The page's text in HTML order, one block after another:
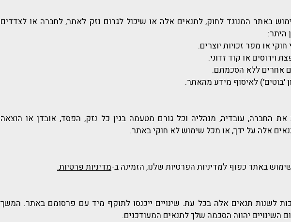
באתר המנוגד לחוק, לתנאים אלה או שיכול לגרום נזק לאתר, לחברה או לצדדים
היתר:
או מפר זכויות יוצרים.
וירוסים או קוד זדוני.
אחרים ללא הסכמתם.
'בוטים') לאיסוף מידע מהאתר.
החברה, עובדיה, מנהליה וכל גורם מטעמה בגין כל נזק, הפסד, אובדן או הוצאה
אלה על ידך, או מכל שימוש לא חוקי באתר.
באתר כפוף למדיניות הפרטיות שלנו, הזמינה ב-מדיניות פרטיות.
לשנות תנאים אלה בכל עת. שינויים ייכנסו לתוקף מיד עם פרסומם באתר. המשך
יהווה הסכמה שלך לתנאים המעודכנים.